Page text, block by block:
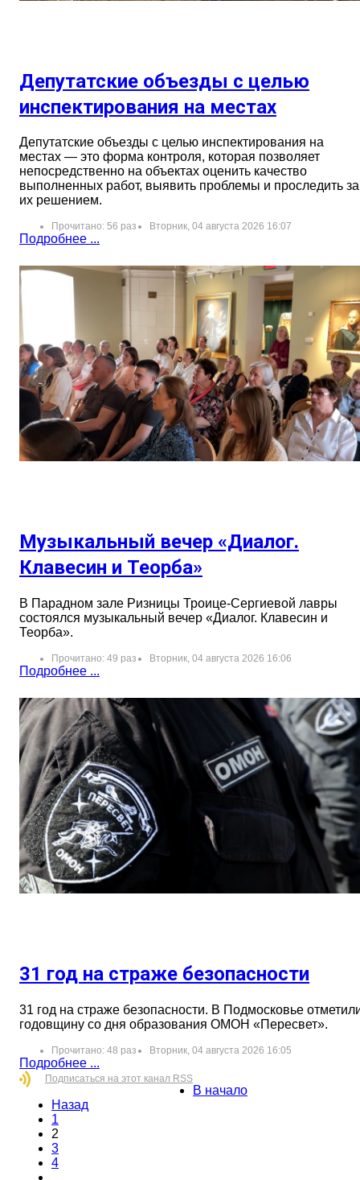
Депутатские объезды с целью
инспектирования на местах
Депутатские объезды с целью инспектирования на
местах — это форма контроля, которая позволяет
непосредственно на объектах оценить качество
выполненных работ, выявить проблемы и проследить за
их решением.
Прочитано: 56 раз Вторник, 04 августа 2026 16:07
Подробнее ...
Музыкальный вечер «Диалог.
Клавесин и Теорба»
В Парадном зале Ризницы Троице-Сергиевой лавры
состоялся музыкальный вечер «Диалог. Клавесин и
Теорба».
Прочитано: 49 раз Вторник, 04 августа 2026 16:06
Подробнее ...
31 год на страже безопасности
31 год на страже безопасности. В Подмосковье
годовщину со дня образования ОМОН «Пересвет».
Прочитано: 48 раз Вторник, 04 августа 2026 16:05
Подробнее ...
Подписаться на этот канал RSS
В начало
Назад
1
2
3
4
…